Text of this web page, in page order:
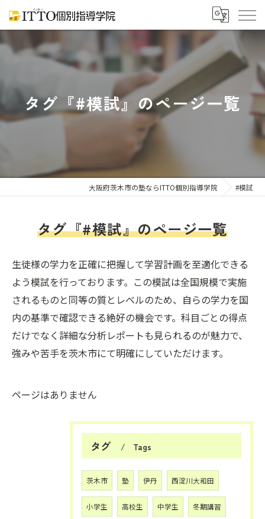
タグ『#模試』のページ一覧
大阪府茨木市の塾ならITTO個別指導学院 #模試
タグ『#模試』のページ一覧
生徒様の学力を正確に把握して学習計画を至適化できる
よう模試を行っております。この模試は全国規模で実施
されるものと同等の質とレベルのため、自らの学力を国
内の基準で確認できる絶好の機会です。科目ごとの得点
だけでなく詳細な分析レポートも見られるのが魅力で、
強みや苦手を茨木市にて明確にしていただけます。
ページはありません
タグ Tags
茨木市 塾 伊丹 西淀川大和田
小学生 高校生 中学生 冬期講習